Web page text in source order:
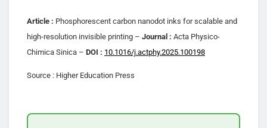
Article : Phosphorescent carbon nanodot inks for scalable and
high-resolution invisible printing – Journal : Acta Physico-
Chimica Sinica – DOI : 10.1016/j.actphy.2025.100198
Source : Higher Education Press